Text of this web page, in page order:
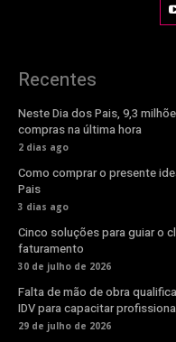
Recentes
Neste Dia dos Pais, 9,3
compras na última hora
2 dias ago
Como comprar o presente
Pais
3 dias ago
Cinco soluções para guiar o
faturamento
30 de julho de 2026
Falta de mão de obra
IDV para capacitar
29 de julho de 2026